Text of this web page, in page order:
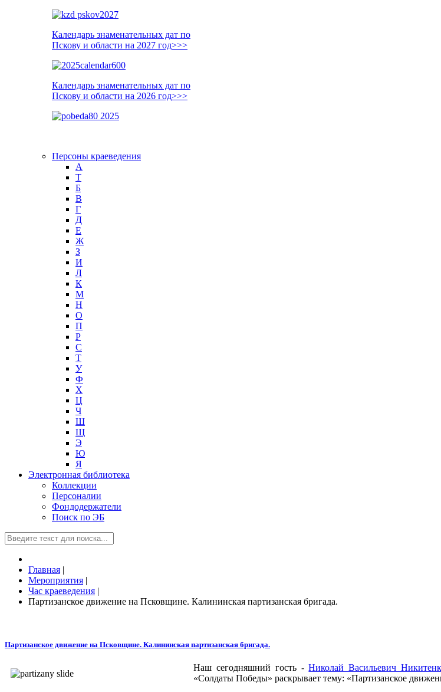
Календарь знаменательных дат по
Пскову и области на 2027 год>>>
Календарь знаменательных дат по
Пскову и области на 2026 год>>>
Персоны краеведения
А
T
Б
В
Г
Д
Е
Ж
З
И
Л
К
М
Н
О
П
Р
С
Т
У
Ф
Х
Ц
Ч
Ш
Щ
Э
Ю
Я
Электронная библиотека
Коллекции
Персоналии
Фондодержатели
Поиск по ЭБ
Главная |
Мероприятия |
Час краеведения |
Партизанское движение на Псковщине. Калининская партизанская бригада.
Партизанское движение на Псковщине. Калининская партизанская бригада.
Наш сегодняшний гость -Николай Васильевич
«Солдаты Победы» раскрывает тему: «Партизанское